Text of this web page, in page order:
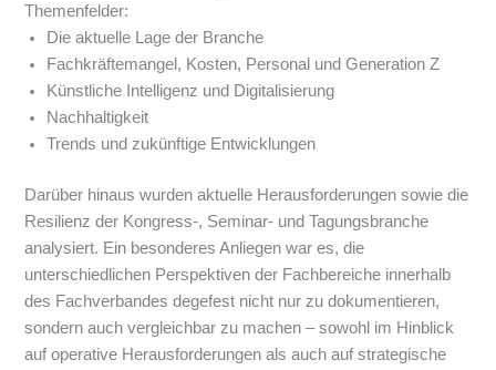
Themenfelder:
Die aktuelle Lage der Branche
Fachkräftemangel, Kosten, Personal und Generation Z
Künstliche Intelligenz und Digitalisierung
Nachhaltigkeit
Trends und zukünftige Entwicklungen
Darüber hinaus wurden aktuelle Herausforderungen sowie die
Resilienz der Kongress-, Seminar- und Tagungsbranche
analysiert. Ein besonderes Anliegen war es, die
unterschiedlichen Perspektiven der Fachbereiche innerhalb
des Fachverbandes degefest nicht nur zu dokumentieren,
sondern auch vergleichbar zu machen – sowohl im Hinblick
auf operative Herausforderungen als auch auf strategische